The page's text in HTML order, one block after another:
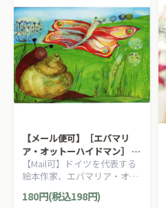
【メール便可】［エバマリ
ア・オットーハイドマン］ ポ
ストカード 原っぱ
【Mail可】ドイツを代表する
絵本作家、エバマリア・オッ
トーハイドマン（Eva Maria
Ott-Heidmann）のイラスト
180円(税込198円)